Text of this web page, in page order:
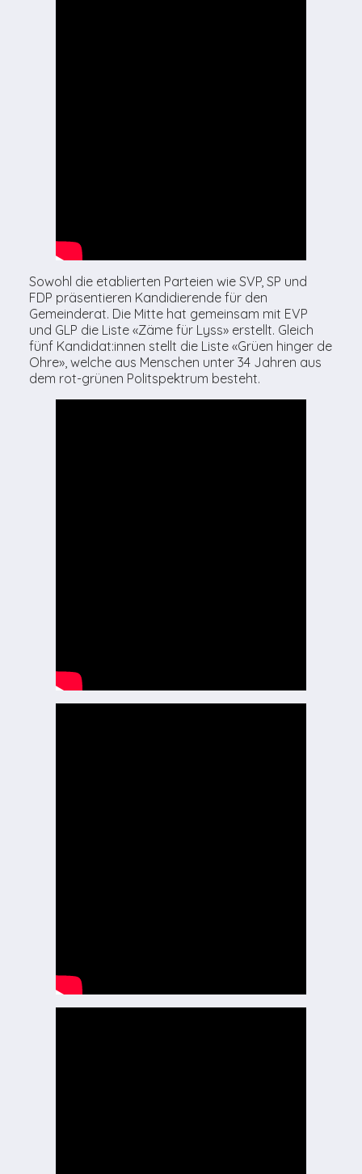
Sowohl die etablierten Parteien wie SVP, SP und
FDP präsentieren Kandidierende für den
Gemeinderat. Die Mitte hat gemeinsam mit EVP
und GLP die Liste «Zäme für Lyss» erstellt. Gleich
fünf Kandidat:innen stellt die Liste «Grüen hinger de
Ohre», welche aus Menschen unter 34 Jahren aus
dem rot-grünen Politspektrum besteht.